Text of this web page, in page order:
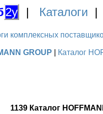
2у | Каталоги |
комплексных
GROUP Каталог
1139 Каталог